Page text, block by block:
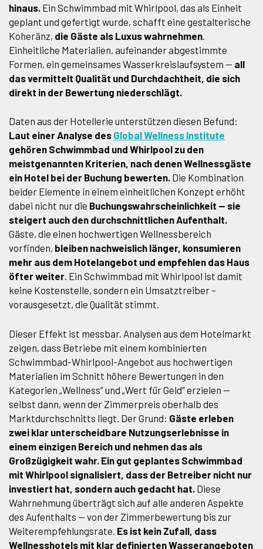
hinaus. Ein Schwimmbad mit Whirlpool, das als Einheit
geplant und gefertigt wurde, schafft eine gestalterische
Koheränz, die Gäste als Luxus wahrnehmen
Einheitliche Materialien, aufeinander abgestimmte
Formen, ein gemeinsames Wasserkreislaufsystem — all
das vermittelt Qualität und Durchdachtheit, die sich
direkt in der Bewertung niederschlägt.
Daten aus der Hotellerie unterstützen diesen Befund:
Laut einer Analyse des Global Wellness Institute
gehören Schwimmbad und Whirlpool zu den
meistgenannten Kriterien, nach denen Wellnessgäste
ein Hotel bei der Buchung bewerten. Die Kombination
beider Elemente in einem einheitlichen Konzept erhöht
dabei nicht nur die Buchungswahrscheinlichkeit — sie
steigert auch den durchschnittlichen Aufenthalt.
Gäste, die einen hochwertigen Wellnessbereich
vorfinden, bleiben nachweislich länger, konsumieren
mehr aus dem Hotelangebot und empfehlen das Haus
öfter weiter. Ein Schwimmbad mit Whirlpool ist damit
keine Kostenstelle, sondern ein Umsatztreiber –
vorausgesetzt, die Qualität stimmt.
Dieser Effekt ist messbar. Analysen aus dem Hotelmarkt
zeigen, dass Betriebe mit einem kombinierten
Schwimmbad-Whirlpool-Angebot aus hochwertigen
Materialien im Schnitt höhere Bewertungen in den
Kategorien „Wellness“ und „Wert für Geld“ erzielen —
selbst dann, wenn der Zimmerpreis oberhalb des
Marktdurchschnitts liegt. Der Grund: Gäste erleben
zwei klar unterscheidbare Nutzungserlebnisse in
einem einzigen Bereich und nehmen das als
Großzügigkeit wahr. Ein gut geplantes Schwimmbad
mit Whirlpool signalisiert, dass der Betreiber nicht nur
investiert hat, sondern auch gedacht hat. Diese
Wahrnehmung überträgt sich auf alle anderen Aspekte
des Aufenthalts — von der Zimmerbewertung bis zur
Weiterempfehlungsrate. Es ist kein Zufall, dass
Wellnesshotels mit klar definierten Wasserangeboten